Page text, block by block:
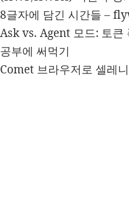
8글자에 담긴 시간들 –
Ask vs. Agent 모드: 토큰
공부에 써먹기
Comet 브라우저로 셀레